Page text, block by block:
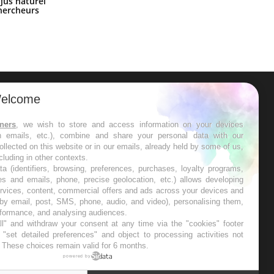
les semaines les meilleures
, we wish to store and access information on your devices
emails, etc.), combine and share your personal data with our
on this website or in our emails, already held by some of us,
in other contexts.
(identifiers, browsing, preferences, purchases, loyalty programs,
and emails, phone, precise geolocation, etc.) allows developing
content, commercial offers and ads across your devices and
email, post, SMS, phone, audio, and video), personalising them,
and analysing audiences.
and withdraw your consent at any time via the "cookies" footer
detailed preferences" and object to processing activities not
choices remain valid for 6 months.
powered by